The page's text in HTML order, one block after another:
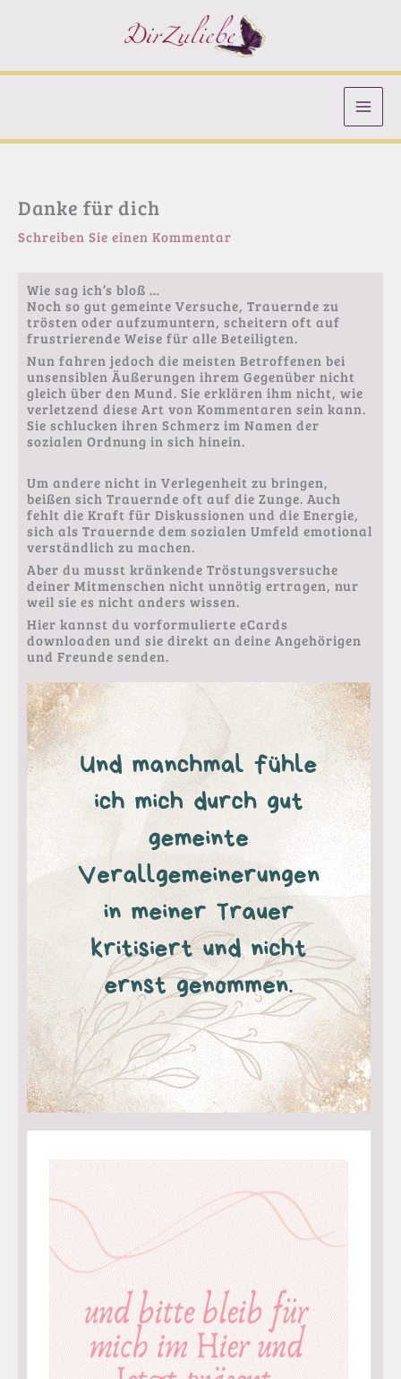
Danke für dich
Schreiben Sie einen Kommentar
Wie sag ich’s bloß …
Noch so gut gemeinte Versuche, Trauernde zu
trösten oder aufzumuntern, scheitern oft auf
frustrierende Weise für alle Beteiligten.
Nun fahren jedoch die meisten Betroffenen bei
unsensiblen Äußerungen ihrem Gegenüber nicht
gleich über den Mund. Sie erklären ihm nicht, wie
verletzend diese Art von Kommentaren sein kann.
Sie schlucken ihren Schmerz im Namen der
sozialen Ordnung in sich hinein.
Um andere nicht in Verlegenheit zu bringen,
beißen sich Trauernde oft auf die Zunge. Auch
fehlt die Kraft für Diskussionen und die Energie,
sich als Trauernde dem sozialen Umfeld emotional
verständlich zu machen.
Aber du musst kränkende Tröstungsversuche
deiner Mitmenschen nicht unnötig ertragen, nur
weil sie es nicht anders wissen.
Hier kannst du vorformulierte eCards
downloaden und sie direkt an deine Angehörigen
und Freunde senden.